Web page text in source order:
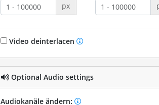
px
Video deinterlacen
Optional Audio settings
Audiokanäle ändern: